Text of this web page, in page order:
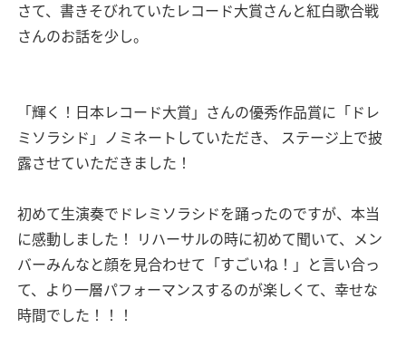
さて、書きそびれていたレコード大賞さんと紅白歌合戦
さんのお話を少し。
「輝く！日本レコード大賞」さんの優秀作品賞に「ドレ
ミソラシド」ノミネートしていただき、
ステージ上で披
露させていただきました！
初めて生演奏でドレミソラシドを踊ったのですが、本当
に感動しました！
リハーサルの時に初めて聞いて、メン
バーみんなと顔を見合わせて「すごいね！」と言い合っ
て、より一層パフォーマンスするのが楽しくて、幸せな
時間でした！！！